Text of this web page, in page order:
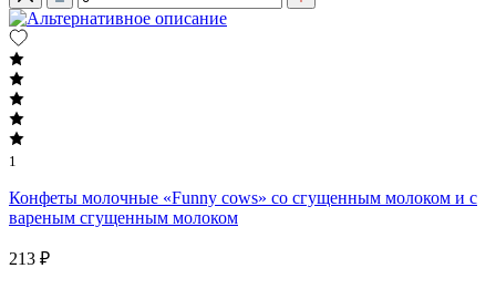
1
Конфеты молочные «Funny cows» со сгущенным молоком и с
вареным сгущенным молоком
213 ₽